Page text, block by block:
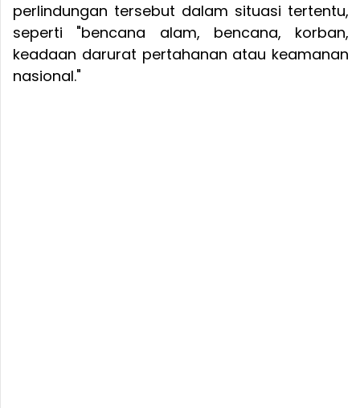
perlindungan tersebut dalam situasi tertentu,
seperti "bencana alam, bencana, korban,
keadaan darurat pertahanan atau keamanan
nasional."